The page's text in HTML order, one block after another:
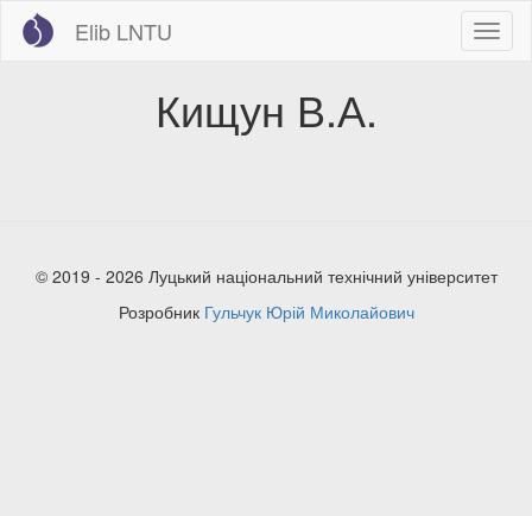
Перейти
Elib LNTU
Кищун В.А.
© 2019 - 2026 Луцький національний технічний університет
Розробник Гульчук Юрій Миколайович